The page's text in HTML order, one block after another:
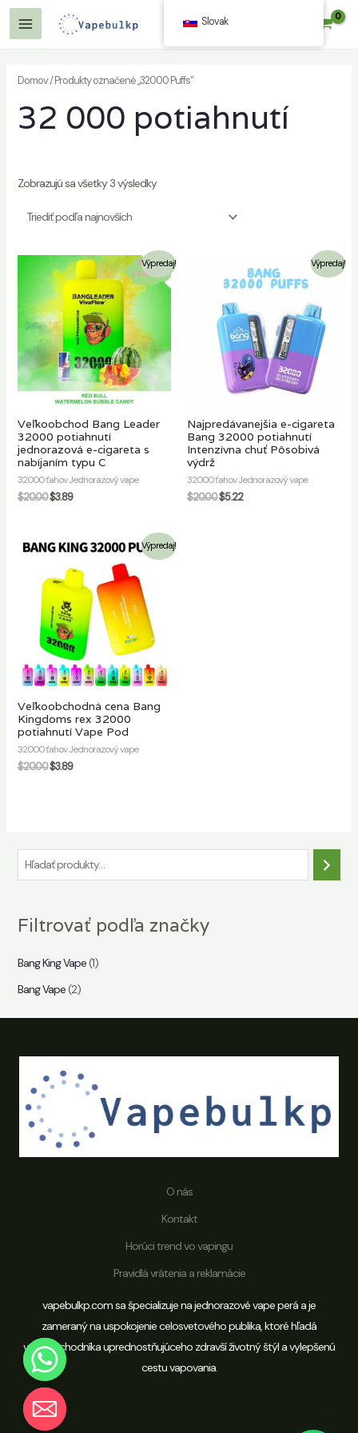
Preskočiť
Hlavné
Domov/ Produkty označené „32000 Puffs“
32 000 potiahnutí
Zobrazujú sa všetky 3 výsledky
Výpredaj!
Veľkoobchod Bang Leader
32000 potiahnutí
jednorazová e-cigareta s
nabíjaním typu C
32000 ťahov Jednorazový vape
$20.00$3.89
Výpredaj!
Najpredávanejšia e-cigareta
Bang 32000 potiahnutí
Intenzívna chuť Pôsobivá
výdrž
32000 ťahov Jednorazový vape
$20.00$5.22
Výpredaj!
Veľkoobchodná cena Bang
Kingdoms rex 32000
potiahnutí Vape Pod
32000 ťahov Jednorazový vape
$20.00$3.89
ľ
d
ť
Filtrovať podľa značky
Bang King Vape(1)
Bang Vape(2)
O nás
Kontakt
Horúci trend vo vapingu
Pravidlá vrátenia a reklamácie
vapebulkp.com sa špecializuje na jednorazové vape perá a je
zameraný na uspokojenie celosvetového publika, ktoré hľadá
veľkoobchodníka uprednostňujúceho zdravší životný štýl a vylepšenú
cestu vapovania.
Slovak
Chaty